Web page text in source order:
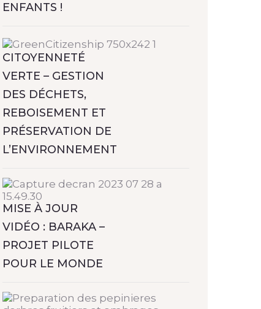
ENFANTS !
CITOYENNETÉ
VERTE – GESTION
DES DÉCHETS,
REBOISEMENT ET
PRÉSERVATION DE
L’ENVIRONNEMENT
MISE À JOUR
VIDÉO : BARAKA –
PROJET PILOTE
POUR LE MONDE